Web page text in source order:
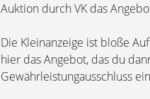
Auktion durch VK das
Die Kleinanzeige ist bloße
hier das Angebot, das du
Gewährleistungausschluss